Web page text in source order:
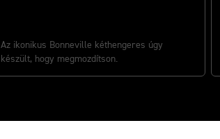
Az ikonikus Bonneville kéthengeres úgy
készült, hogy megmozdítson.